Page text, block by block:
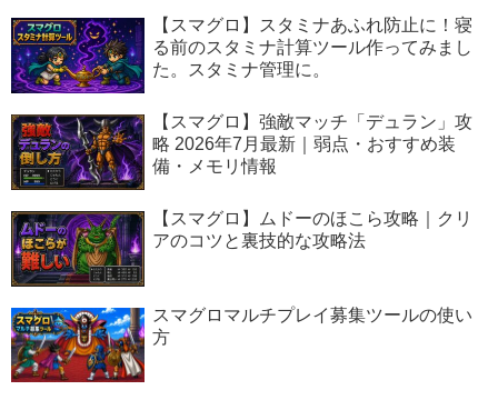
【スマグロ】スタミナあふれ防止に！寝
る前のスタミナ計算ツール作ってみまし
た。スタミナ管理に。
【スマグロ】強敵マッチ「デュラン」攻
略 2026年7月最新｜弱点・おすすめ装
備・メモリ情報
【スマグロ】ムドーのほこら攻略｜クリ
アのコツと裏技的な攻略法
スマグロマルチプレイ募集ツールの使い
方